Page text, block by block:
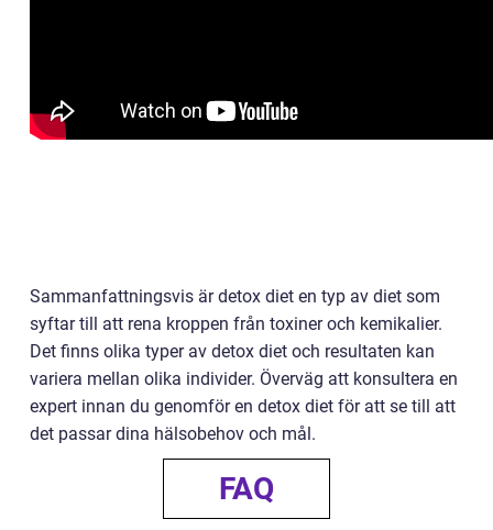
Sammanfattningsvis är detox diet en typ av diet som
syftar till att rena kroppen från toxiner och kemikalier.
Det finns olika typer av detox diet och resultaten kan
variera mellan olika individer. Överväg att konsultera en
expert innan du genomför en detox diet för att se till att
det passar dina hälsobehov och mål.
FAQ